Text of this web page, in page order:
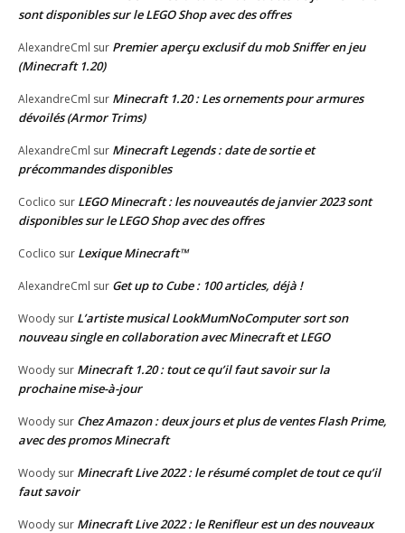
sont disponibles sur le LEGO Shop avec des offres
AlexandreCml sur Premier aperçu exclusif du mob Sniffer en jeu
(Minecraft 1.20)
AlexandreCml sur Minecraft 1.20 : Les ornements pour armures
dévoilés (Armor Trims)
AlexandreCml sur Minecraft Legends : date de sortie et
précommandes disponibles
Coclico sur LEGO Minecraft : les nouveautés de janvier 2023 sont
disponibles sur le LEGO Shop avec des offres
Coclico sur Lexique Minecraft™
AlexandreCml sur Get up to Cube : 100 articles, déjà !
Woody sur L’artiste musical LookMumNoComputer sort son
nouveau single en collaboration avec Minecraft et LEGO
Woody sur Minecraft 1.20 : tout ce qu’il faut savoir sur la
prochaine mise-à-jour
Woody sur Chez Amazon : deux jours et plus de ventes Flash Prime,
avec des promos Minecraft
Woody sur Minecraft Live 2022 : le résumé complet de tout ce qu’il
faut savoir
Woody sur Minecraft Live 2022 : le Renifleur est un des nouveaux